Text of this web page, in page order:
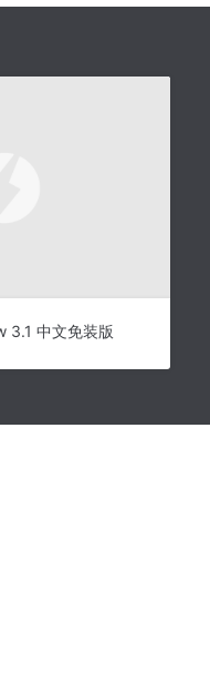
3.1 中文免装版